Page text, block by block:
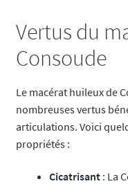
Vertus du
Consoude
Le macérat huileux de
nombreuses vertus
articulations. Voici
propriétés :
Cicatrisant: La